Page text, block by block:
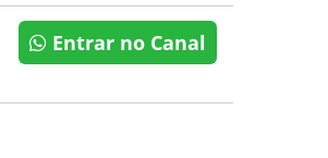
Entrar no Canal